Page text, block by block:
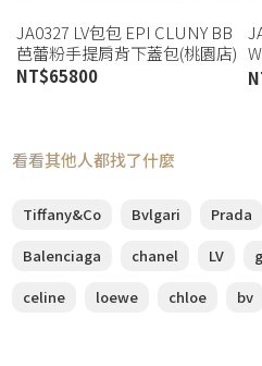
JA0327 LV包包 EPI CLUNY BB
芭蕾粉手提肩背下蓋包(桃園店)
NT$65800
看看其他人都找了什麼
Tiffany&Co Bvlgari Prada
Balenciaga
chanel LV
celine
loewe chloe bv